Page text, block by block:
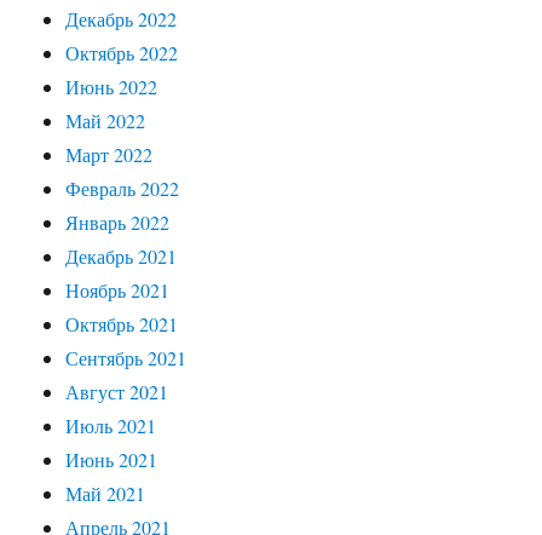
Декабрь 2022
Октябрь 2022
Июнь 2022
Май 2022
Март 2022
Февраль 2022
Январь 2022
Декабрь 2021
Ноябрь 2021
Октябрь 2021
Сентябрь 2021
Август 2021
Июль 2021
Июнь 2021
Май 2021
Апрель 2021